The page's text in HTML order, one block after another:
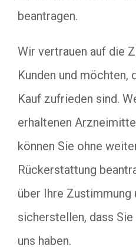
beantragen.
Wir vertrauen auf die
Kunden und möchten,
Kauf zufrieden sind.
erhaltenen
können Sie ohne
Rückerstattung
über Ihre Zustimmung
sicherstellen, dass
uns haben.